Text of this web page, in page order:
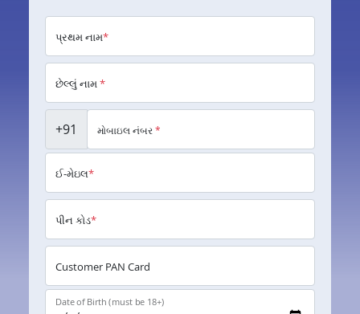
પ્રથમ નામ*
છેલ્લું નામ*
+91 મોબાઇલ નંબર*
ઈ-મેઇલ*
પીન કોડ*
Customer PAN Card
Date of Birth (must be 18+)